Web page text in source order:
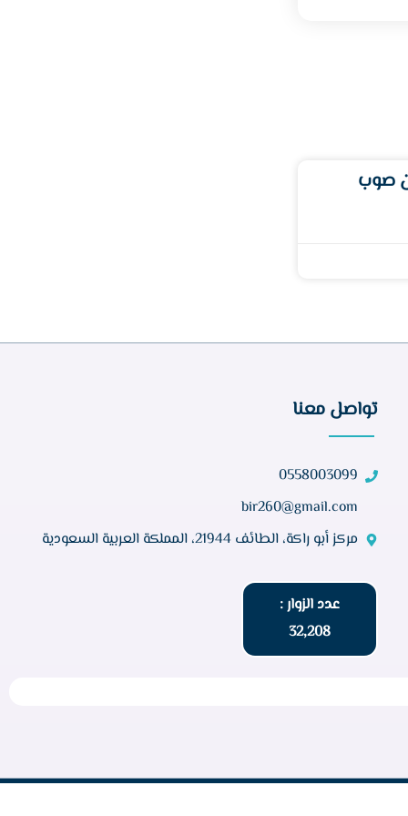
صوب
تواصل معنا
0558003099
bir260@gmail.com
مركز أبو راكة، الطائف 21944، المملكة العربية السعودية
عدد الزوار :
32,208